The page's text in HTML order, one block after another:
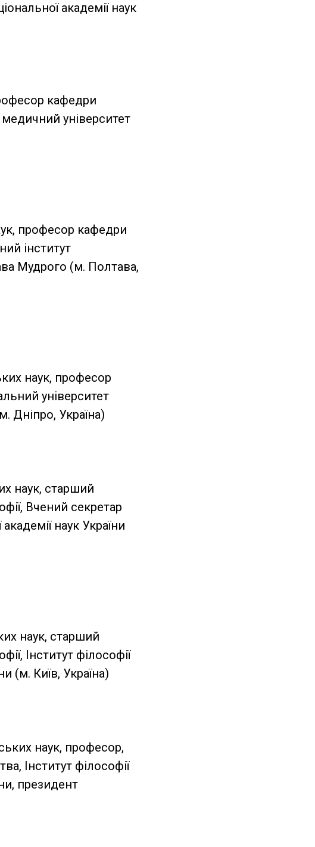
академії наук
кафедри
медичний університет
професор кафедри
інститут
Мудрого (м. Полтава,
наук, професор
університет
Дніпро, Україна)
наук, старший
Вчений секретар
наук України
наук, старший
Інститут філософії
(м. Київ, Україна)
наук, професор,
Інститут філософії
президент